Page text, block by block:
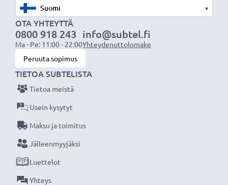
Huomio:Maksimaalisen akun suorituskyvyn,
tehokkuuden ja käyttöiän varmistamiseksi lataa akku
täyteen ennen ensimmäistä käyttökertaa.
Jokainen CELLONIC tarvikeakkumme testataan
tarkasti parhaan suorituskyvyn ja pitkäkestoisen
tehokkuuden varmistamiseksi. Tilaa nyt, 3 vuoden
takuu!
▾
OTA YHTEYTTÄ
0800 918 243
Ma - Pe: 11:00 - 22:00
info@subtel.fi
Yhteydenottolomake
Peruuta sopimus
TIETOA SUBTELISTA
Tietoa meistä
Usein kysytyt
Maksu ja toimitus
Jälleenmyyjäksi
Luettelot
Yhteys